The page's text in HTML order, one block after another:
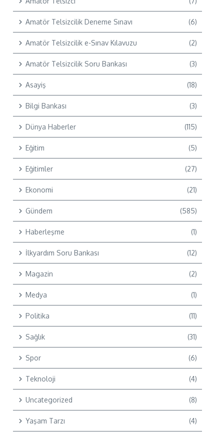
Amatör Telsizcilik Deneme Sınavı (6)
Amatör Telsizcilik e-Sınav Kılavuzu (2)
Amatör Telsizcilik Soru Bankası (3)
Asayiş (18)
Bilgi Bankası (3)
Dünya Haberler (115)
Eğitim (5)
Eğitimler (27)
Ekonomi (21)
Gündem (585)
Haberleşme (1)
İlkyardım Soru Bankası (12)
Magazin (2)
Medya (1)
Politika (11)
Sağlık (31)
Spor (6)
Teknoloji (4)
Uncategorized (8)
Yaşam Tarzı (4)